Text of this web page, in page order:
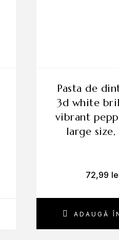
ADAUGĂ
pasta de dinti crest
3d white
vibrant
large size,
72,99